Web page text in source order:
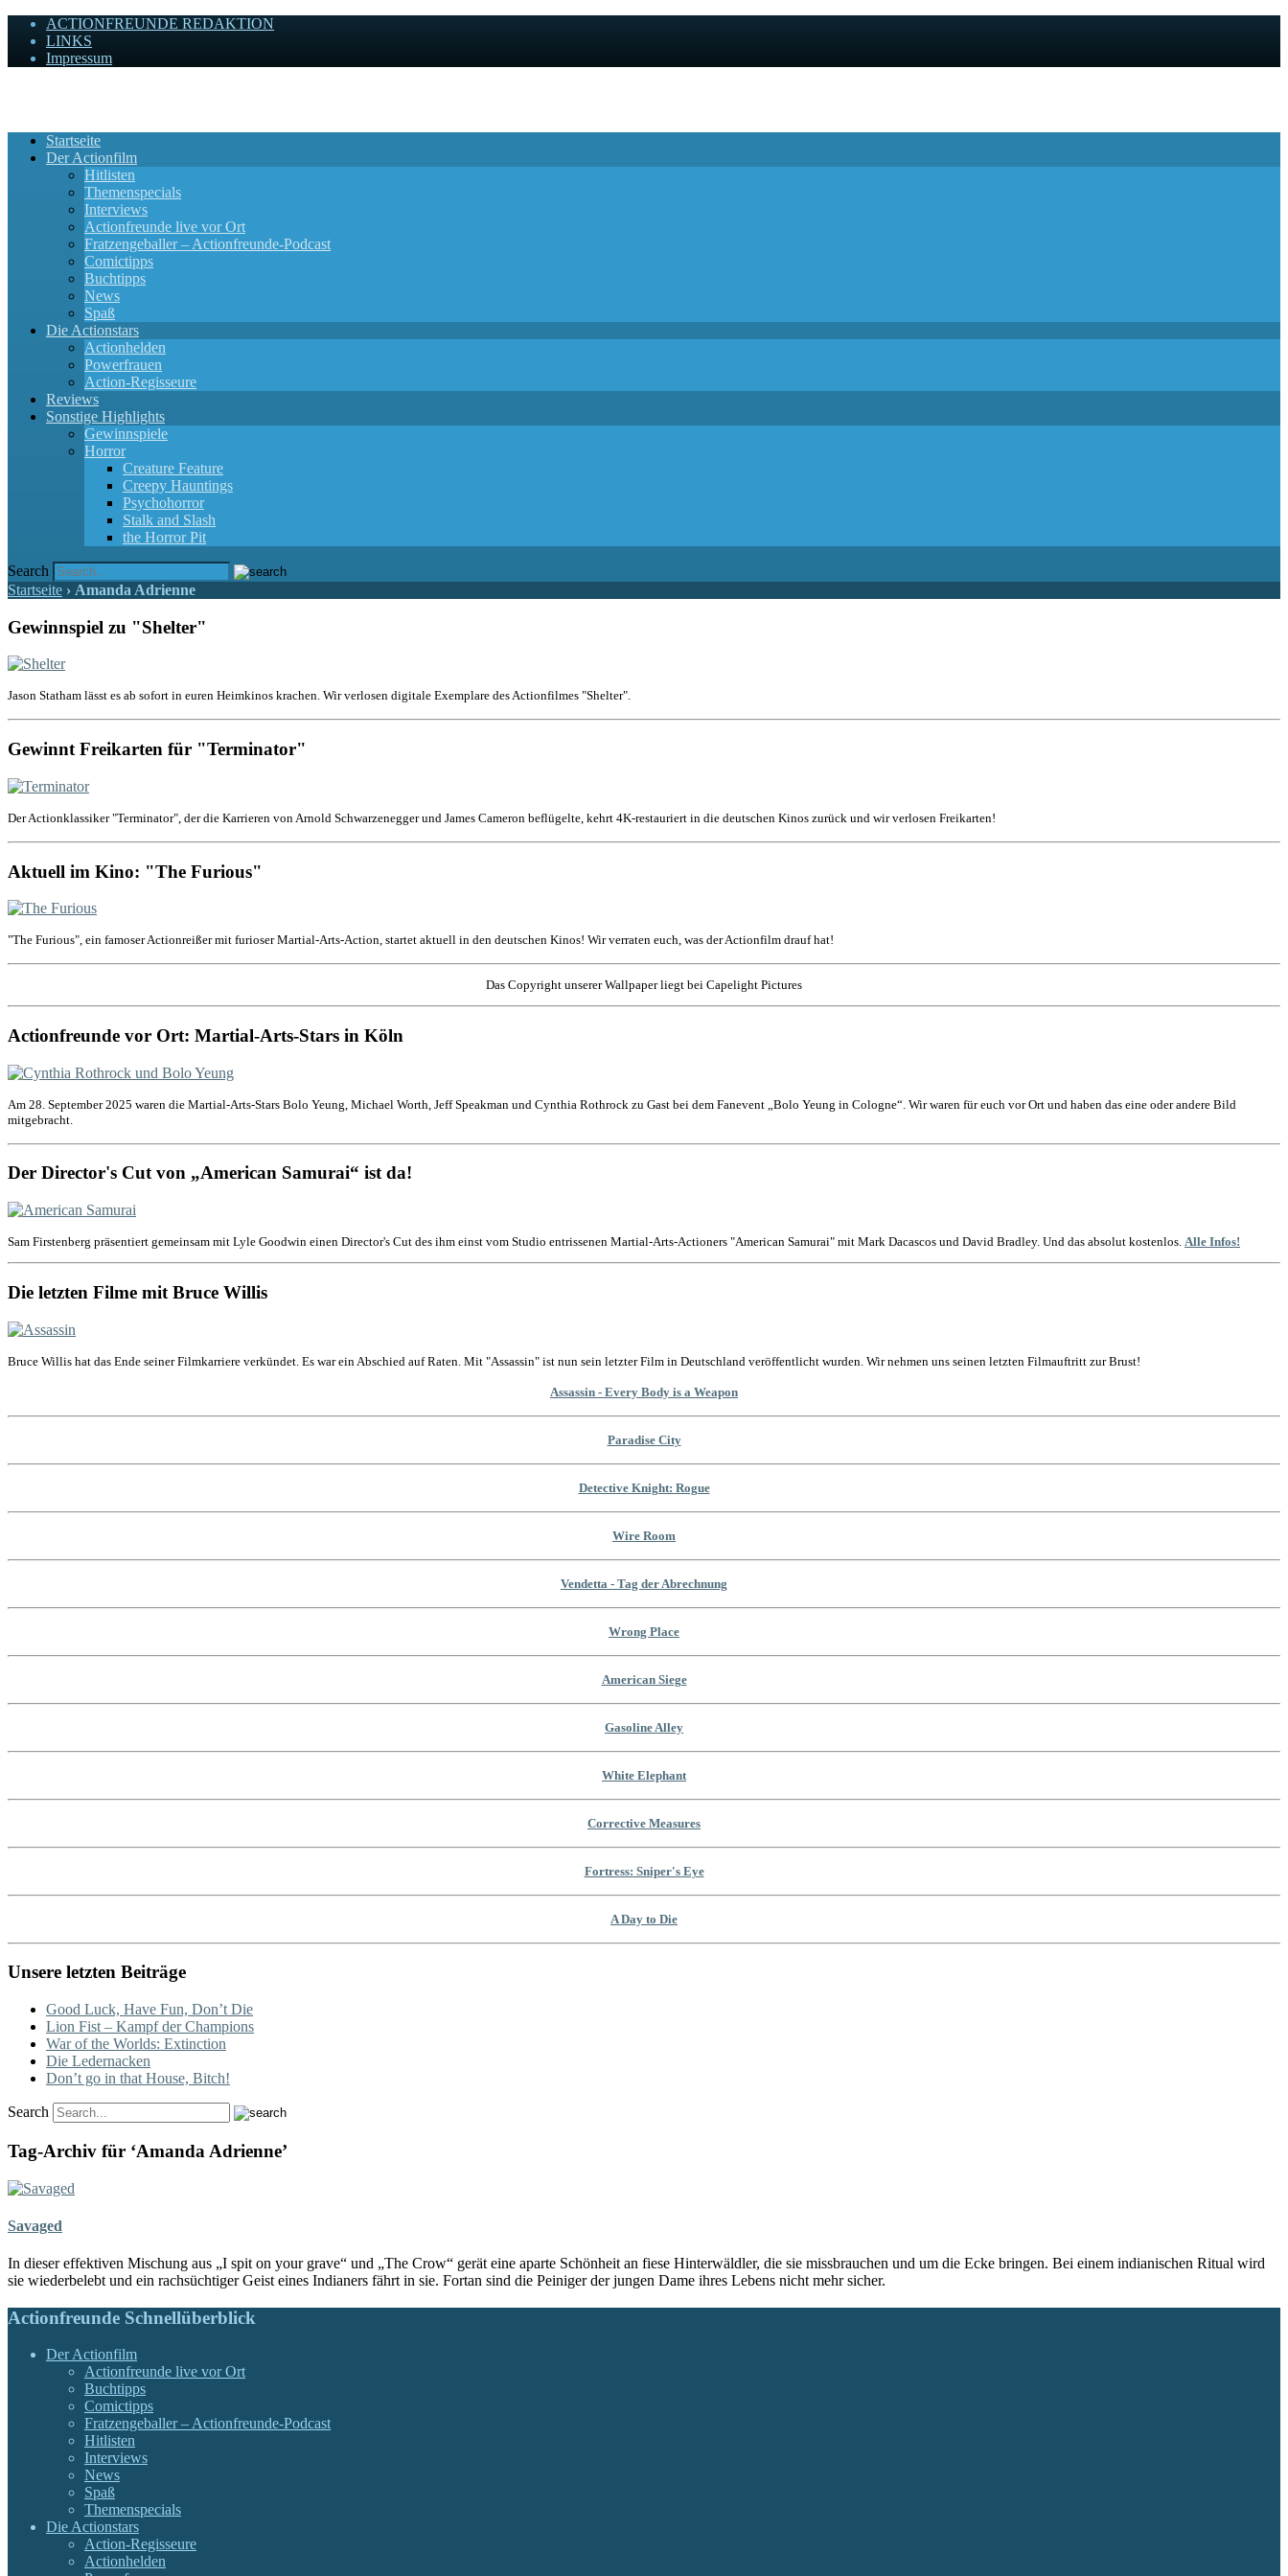
ACTIONFREUNDE REDAKTION
LINKS
Impressum
Startseite
Der Actionfilm
Hitlisten
Themenspecials
Interviews
Actionfreunde live vor Ort
Fratzengeballer – Actionfreunde-Podcast
Comictipps
Buchtipps
News
Spaß
Die Actionstars
Actionhelden
Powerfrauen
Action-Regisseure
Reviews
Sonstige Highlights
Gewinnspiele
Horror
Creature Feature
Creepy Hauntings
Psychohorror
Stalk and Slash
the Horror Pit
Search
Startseite › Amanda Adrienne
Gewinnspiel zu "Shelter"
Jason Statham lässt es ab sofort in euren Heimkinos krachen. Wir verlosen digitale Exemplare des Actionfilmes "Shelter".
Gewinnt Freikarten für "Terminator"
Der Actionklassiker "Terminator", der die Karrieren von Arnold Schwarzenegger und James Cameron beflügelte, kehrt 4K-restauriert in die deutschen Kinos zurück und wir verlosen Freikarten!
Aktuell im Kino: "The Furious"
"The Furious", ein famoser Actionreißer mit furioser Martial-Arts-Action, startet aktuell in den deutschen Kinos! Wir verraten euch, was der Actionfilm drauf hat!
Das Copyright unserer Wallpaper liegt bei Capelight Pictures
Actionfreunde vor Ort: Martial-Arts-Stars in Köln
Am 28. September 2025 waren die Martial-Arts-Stars Bolo Yeung, Michael Worth, Jeff Speakman und Cynthia Rothrock zu Gast bei dem Fanevent „Bolo Yeung in Cologne“. Wir waren für euch vor Ort und haben das eine oder andere Bild
mitgebracht.
Der Director's Cut von „American Samurai“ ist da!
Sam Firstenberg präsentiert gemeinsam mit Lyle Goodwin einen Director's Cut des ihm einst vom Studio entrissenen Martial-Arts-Actioners "American Samurai" mit Mark Dacascos und David Bradley. Und das absolut kostenlos. Alle Infos!
Die letzten Filme mit Bruce Willis
Bruce Willis hat das Ende seiner Filmkarriere verkündet. Es war ein Abschied auf Raten. Mit "Assassin" ist nun sein letzter Film in Deutschland veröffentlicht wurden. Wir nehmen uns seinen letzten Filmauftritt zur Brust!
Assassin - Every Body is a Weapon
Paradise City
Detective Knight: Rogue
Wire Room
Vendetta - Tag der Abrechnung
Wrong Place
American Siege
Gasoline Alley
White Elephant
Corrective Measures
Fortress: Sniper's Eye
A Day to Die
Unsere letzten Beiträge
Good Luck, Have Fun, Don’t Die
Lion Fist – Kampf der Champions
War of the Worlds: Extinction
Die Ledernacken
Don’t go in that House, Bitch!
Search
Tag-Archiv für ‘Amanda Adrienne’
Savaged
In dieser effektiven Mischung aus „I spit on your grave“ und „The Crow“ gerät eine aparte Schönheit an fiese Hinterwäldler, die sie missbrauchen und um die Ecke bringen. Bei einem indianischen Ritual wird
sie wiederbelebt und ein rachsüchtiger Geist eines Indianers fährt in sie. Fortan sind die Peiniger der jungen Dame ihres Lebens nicht mehr sicher.
Actionfreunde Schnellüberblick
Der Actionfilm
Actionfreunde live vor Ort
Buchtipps
Comictipps
Fratzengeballer – Actionfreunde-Podcast
Hitlisten
Interviews
News
Spaß
Themenspecials
Die Actionstars
Action-Regisseure
Actionhelden